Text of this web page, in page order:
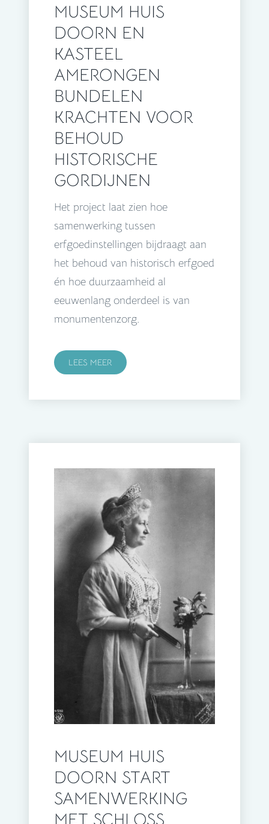
MUSEUM HUIS
DOORN EN
KASTEEL
AMERONGEN
BUNDELEN
KRACHTEN VOOR
BEHOUD
HISTORISCHE
GORDIJNEN
Het project laat zien hoe
samenwerking tussen
erfgoedinstellingen bijdraagt aan
het behoud van historisch erfgoed
én hoe duurzaamheid al
eeuwenlang onderdeel is van
monumentenzorg.
LEES MEER
MUSEUM HUIS
DOORN START
SAMENWERKING
MET SCHLOSS